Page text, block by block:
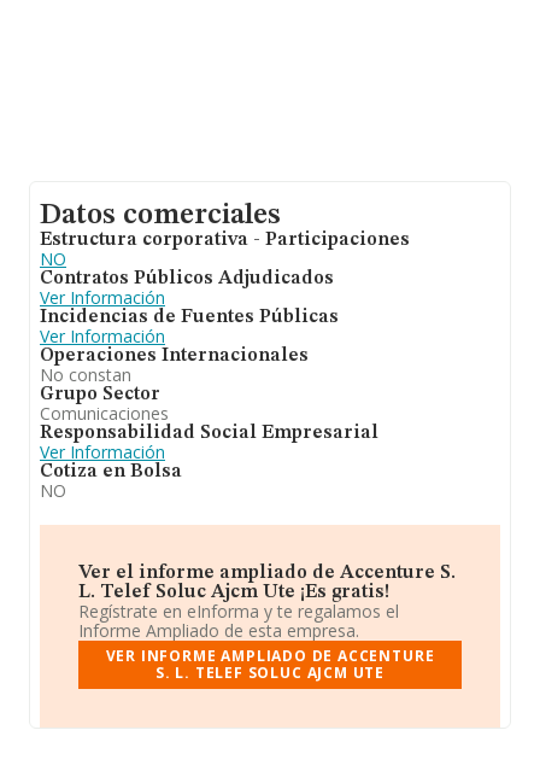
Datos comerciales
Estructura corporativa - Participaciones
NO
Contratos Públicos Adjudicados
Ver Información
Incidencias de Fuentes Públicas
Ver Información
Operaciones Internacionales
No constan
Grupo Sector
Comunicaciones
Responsabilidad Social Empresarial
Ver Información
Cotiza en Bolsa
NO
Ver el informe ampliado de Accenture S.
L. Telef Soluc Ajcm Ute ¡Es gratis!
Regístrate en eInforma y te regalamos el
Informe Ampliado de esta empresa.
VER INFORME AMPLIADO DE ACCENTURE
S. L. TELEF SOLUC AJCM UTE